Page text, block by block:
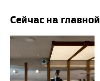
Сейчас на главной